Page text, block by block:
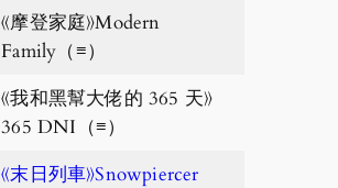
《摩登家庭》Modern
Family（≡）
《我和黑幫大佬的 365 天》
365 DNI（≡）
《末日列車》Snowpiercer